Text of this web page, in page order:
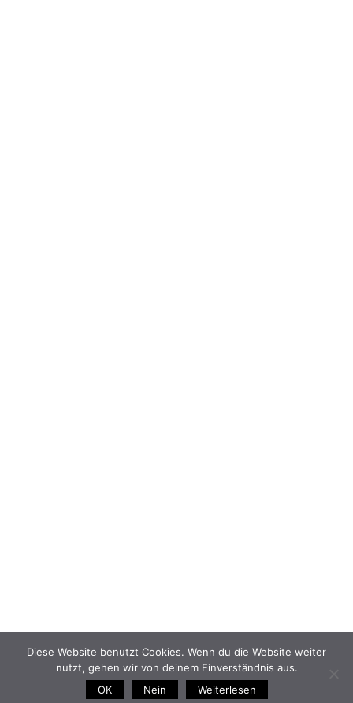
Diese Website benutzt Cookies. Wenn du die Website weiter
nutzt, gehen wir von deinem Einverständnis aus.
OK
Nein Weiterlesen